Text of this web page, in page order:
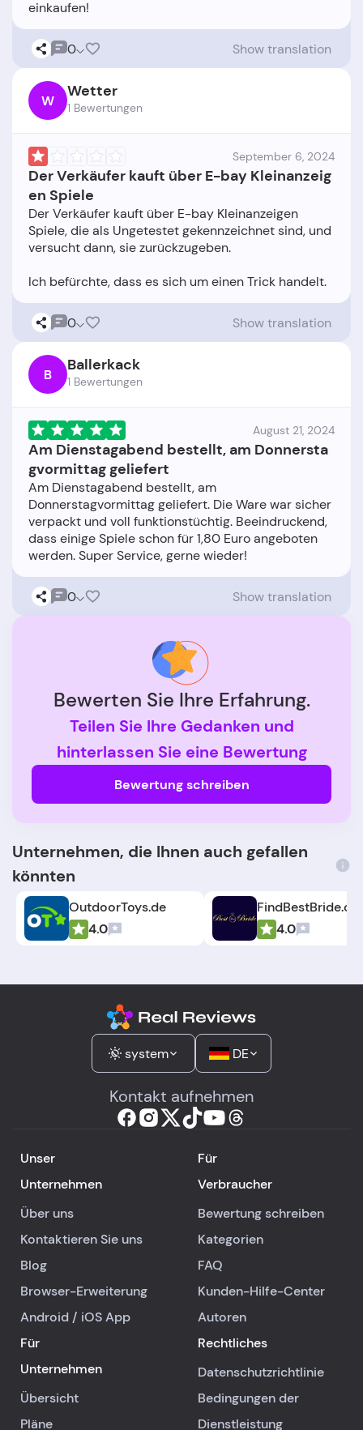
0 Show translation
W Wetter
1 Bewertungen
September 6, 2024
Der Verkäufer kauft über E-bay Kleinanzeig
en Spiele
Der Verkäufer kauft über E-bay Kleinanzeigen
Spiele, die als Ungetestet gekennzeichnet sind, und
versucht dann, sie zurückzugeben.
0 Show translation
B Ballerkack
1 Bewertungen
August 21, 2024
Am Dienstagabend bestellt, am Donnersta
gvormittag geliefert
Am Dienstagabend bestellt, am
Donnerstagvormittag geliefert. Die Ware war sicher
verpackt und voll funktionstüchtig. Beeindruckend,
dass einige Spiele schon für 1,80 Euro angeboten
0 Show translation
Bewerten Sie Ihre Erfahrung.
Teilen Sie Ihre Gedanken und
hinterlassen Sie eine Bewertung
Bewertung schreiben
Unternehmen, die Ihnen auch gefallen
könnten
OutdoorToys.de
4.0
4.0
system DE
Kontakt aufnehmen
Unser
Unternehmen
Über uns
Kontaktieren Sie uns
Blog
Browser-Erweiterung
Android / iOSApp
Für
Verbraucher
Bewertung schreiben
Kategorien
FAQ
Kunden-Hilfe-Center
Autoren
Für
Unternehmen
Übersicht
Pläne
Rechtliches
Datenschutzrichtlinie
Bedingungen der
Dienstleistung